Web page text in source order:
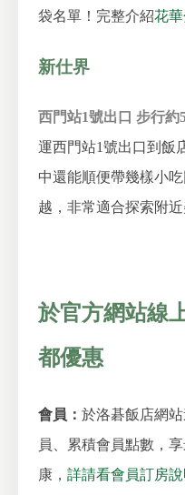
袋名單！ 完整介紹花
新仕界
西門站1號出口 步行約
運西門站1號出口到飯
中還能順便帶幾樣小
越，非常適合探索附近
於官方網站線
都優惠
會員： 於洛碁飯店網
員、累積會員點數，
康， 詳請看會員訂房說